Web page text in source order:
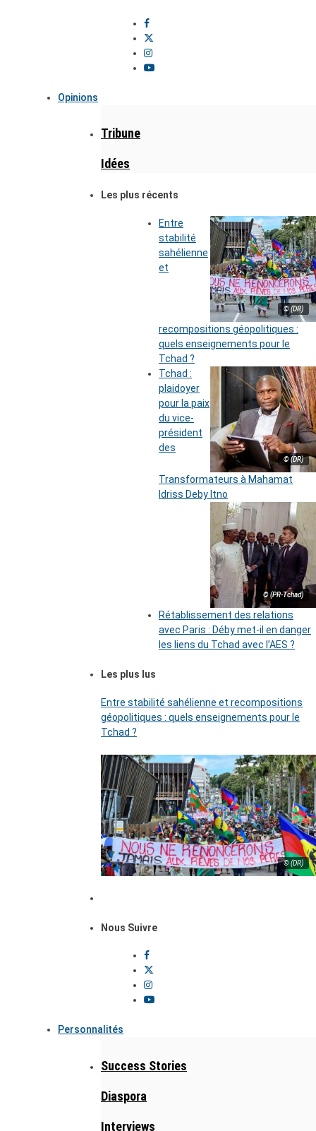
Opinions
Tribune
Idées
Les plus récents
© (DR)
Entre
stabilité
sahélienne
et
recompositions géopolitiques :
quels enseignements pour le
Tchad ?
© (DR)
Tchad :
plaidoyer
pour la paix
du vice-
président
des
Transformateurs à Mahamat
Idriss Deby Itno
© (PR-Tchad)
Rétablissement des relations
avec Paris : Déby met-il en danger
les liens du Tchad avec l’AES ?
Les plus lus
Entre stabilité sahélienne et recompositions
géopolitiques : quels enseignements pour le
Tchad ?
© (DR)
Nous Suivre
Personnalités
Success Stories
Diaspora
Interviews